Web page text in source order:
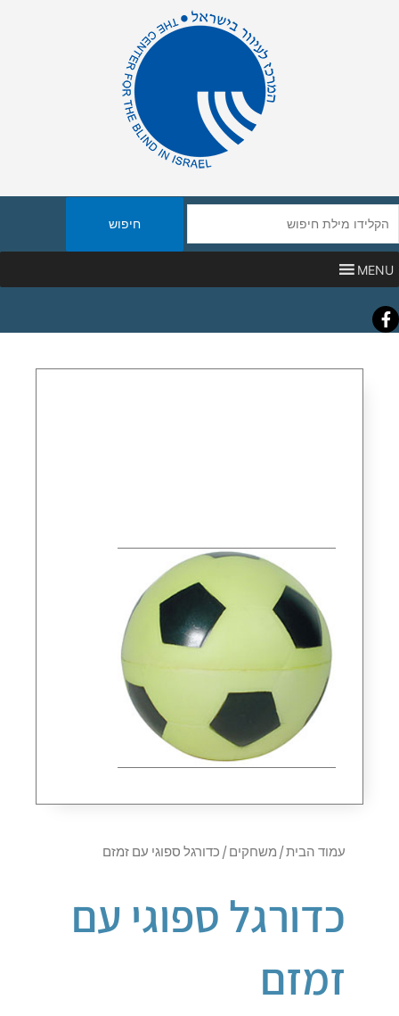
חיפוש
באתר
MENU
Facebook
עמוד הבית/ משחקים/ כדורגל ספוגי עם זמזם
כדורגל ספוגי עם
זמזם